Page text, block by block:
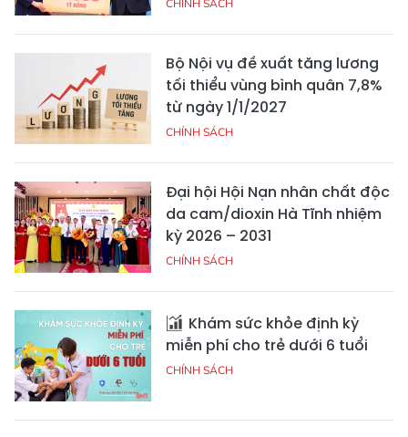
CHÍNH SÁCH
Bộ Nội vụ đề xuất tăng lương
tối thiểu vùng bình quân 7,8%
từ ngày 1/1/2027
CHÍNH SÁCH
Đại hội Hội Nạn nhân chất độc
da cam/dioxin Hà Tĩnh nhiệm
kỳ 2026 – 2031
CHÍNH SÁCH
Khám sức khỏe định kỳ
miễn phí cho trẻ dưới 6 tuổi
CHÍNH SÁCH